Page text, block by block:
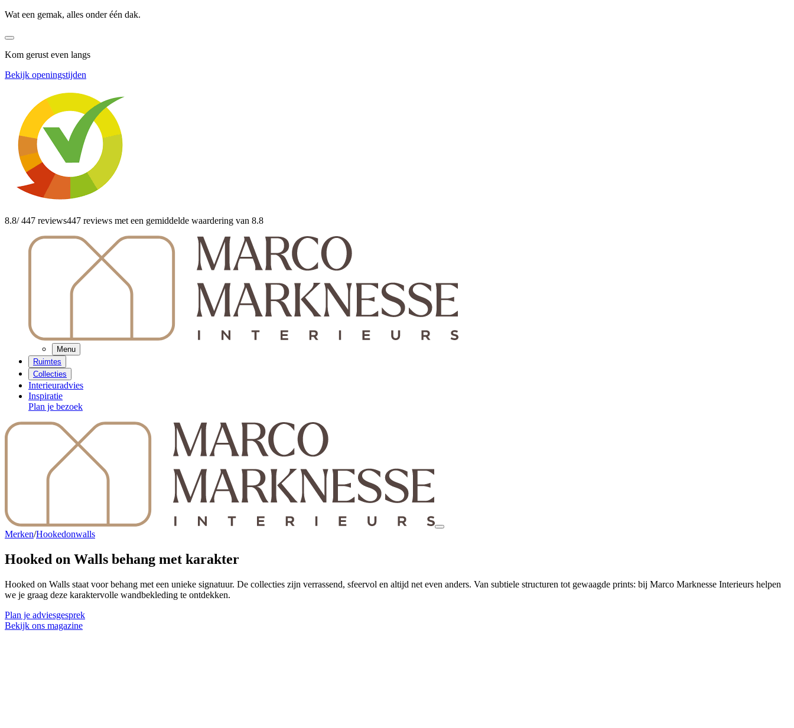
Wat een gemak, alles onder één dak.
Kom gerust even langs
Bekijk openingstijden
8.8/ 447 reviews447 reviews met een gemiddelde waardering van 8.8
Menu
Ruimtes
Collecties
Interieuradvies
Inspiratie
Plan je bezoek
Merken/Hookedonwalls
Hooked on Walls behang met karakter
Hooked on Walls staat voor behang met een unieke signatuur. De collecties zijn verrassend, sfeervol en altijd net even anders. Van subtiele structuren tot gewaagde prints: bij Marco Marknesse Interieurs helpen
we je graag deze karaktervolle wandbekleding te ontdekken.
Plan je adviesgesprek
Bekijk ons magazine